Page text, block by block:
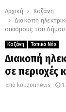
Αρχική
Κοζάνη
Διακοπή
οικισμούς του
Κοζάνη Τοπικά Νέα
Διακοπή
σε περιοχές
από kouzounews